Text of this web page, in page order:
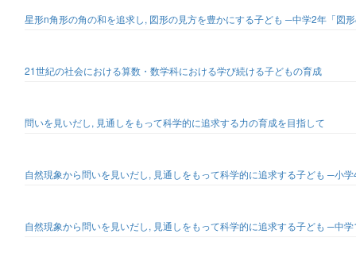
星形n角形の角の和を追求し, 図形の見方を豊かにする子ども ─中学2年「図
21世紀の社会における算数・数学科における学び続ける子どもの育成
問いを見いだし, 見通しをもって科学的に追求する力の育成を目指して
自然現象から問いを見いだし, 見通しをもって科学的に追求する子ども ─小
自然現象から問いを見いだし, 見通しをもって科学的に追求する子ども ─中